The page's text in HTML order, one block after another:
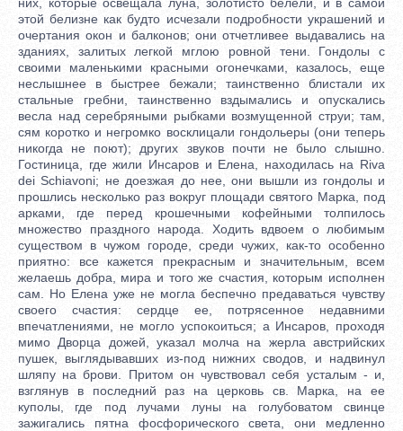
этой белизне как будто исчезали подробности украшений и
очертания окон и балконов; они отчетливее выдавались на
зданиях, залитых легкой мглою ровной тени. Гондолы с
своими маленькими красными огонечками, казалось, еще
неслышнее в быстрее бежали; таинственно блистали их
стальные гребни, таинственно вздымались и опускались
весла над серебряными рыбками возмущенной струи; там,
сям коротко и негромко восклицали гондольеры (они теперь
никогда не поют); других звуков почти не было слышно.
Гостиница, где жили Инсаров и Елена, находилась на Riva
dei Schiavoni; не доезжая до нее, они вышли из гондолы и
прошлись несколько раз вокруг площади святого Марка, под
арками, где перед крошечными кофейными толпилось
множество праздного народа. Ходить вдвоем о любимым
существом в чужом городе, среди чужих, как-то особенно
приятно: все кажется прекрасным и значительным, всем
желаешь добра, мира и того же счастия, которым исполнен
сам. Но Елена уже не могла беспечно предаваться чувству
своего счастия: сердце ее, потрясенное недавними
впечатлениями, не могло успокоиться; а Инсаров, проходя
мимо Дворца дожей, указал молча на жерла австрийских
пушек, выглядывавших из-под нижних сводов, и надвинул
шляпу на брови. Притом он чувствовал себя усталым - и,
взглянув в последний раз на церковь св. Марка, на ее
куполы, где под лучами луны на голубоватом свинце
зажигались пятна фосфорического света, они медленно